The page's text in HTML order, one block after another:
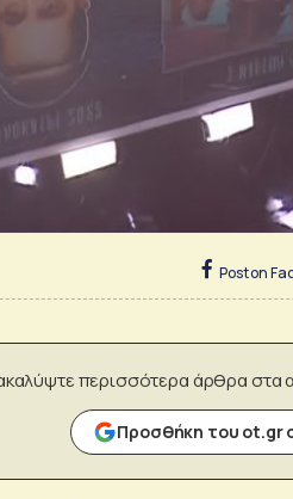
Post on
περισσότερα άρθρα στα
Προσθήκη του ot.gr